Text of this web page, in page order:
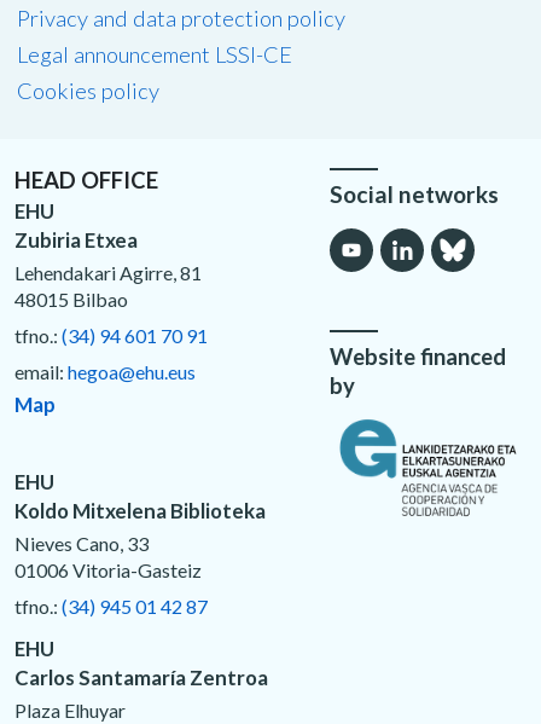
Privacy and data protection policy
Legal announcement LSSI-CE
Cookies policy
HEAD OFFICE
EHU
Zubiria Etxea
Lehendakari Agirre, 81
48015 Bilbao
tfno.: (34) 94 601 70 91
email: hegoa@ehu.eus
Map
EHU
Koldo Mitxelena Biblioteka
Nieves Cano, 33
01006 Vitoria-Gasteiz
tfno.: (34) 945 01 42 87
EHU
Carlos Santamaría Zentroa
Plaza Elhuyar
Social networks
Website financed
by